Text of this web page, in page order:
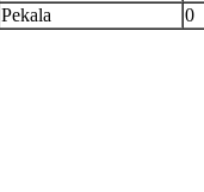
Pekala 0